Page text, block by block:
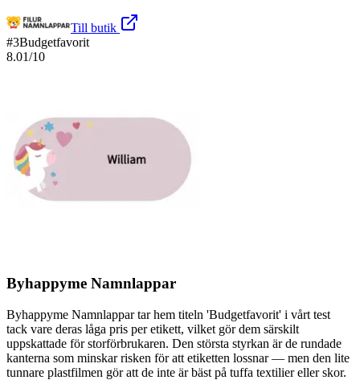
Till butik
#3Budgetfavorit
8.01/10
Byhappyme Namnlappar
Byhappyme Namnlappar tar hem titeln 'Budgetfavorit' i vårt test
tack vare deras låga pris per etikett, vilket gör dem särskilt
uppskattade för storförbrukaren. Den största styrkan är de rundade
kanterna som minskar risken för att etiketten lossnar — men den lite
tunnare plastfilmen gör att de inte är bäst på tuffa textilier eller skor.